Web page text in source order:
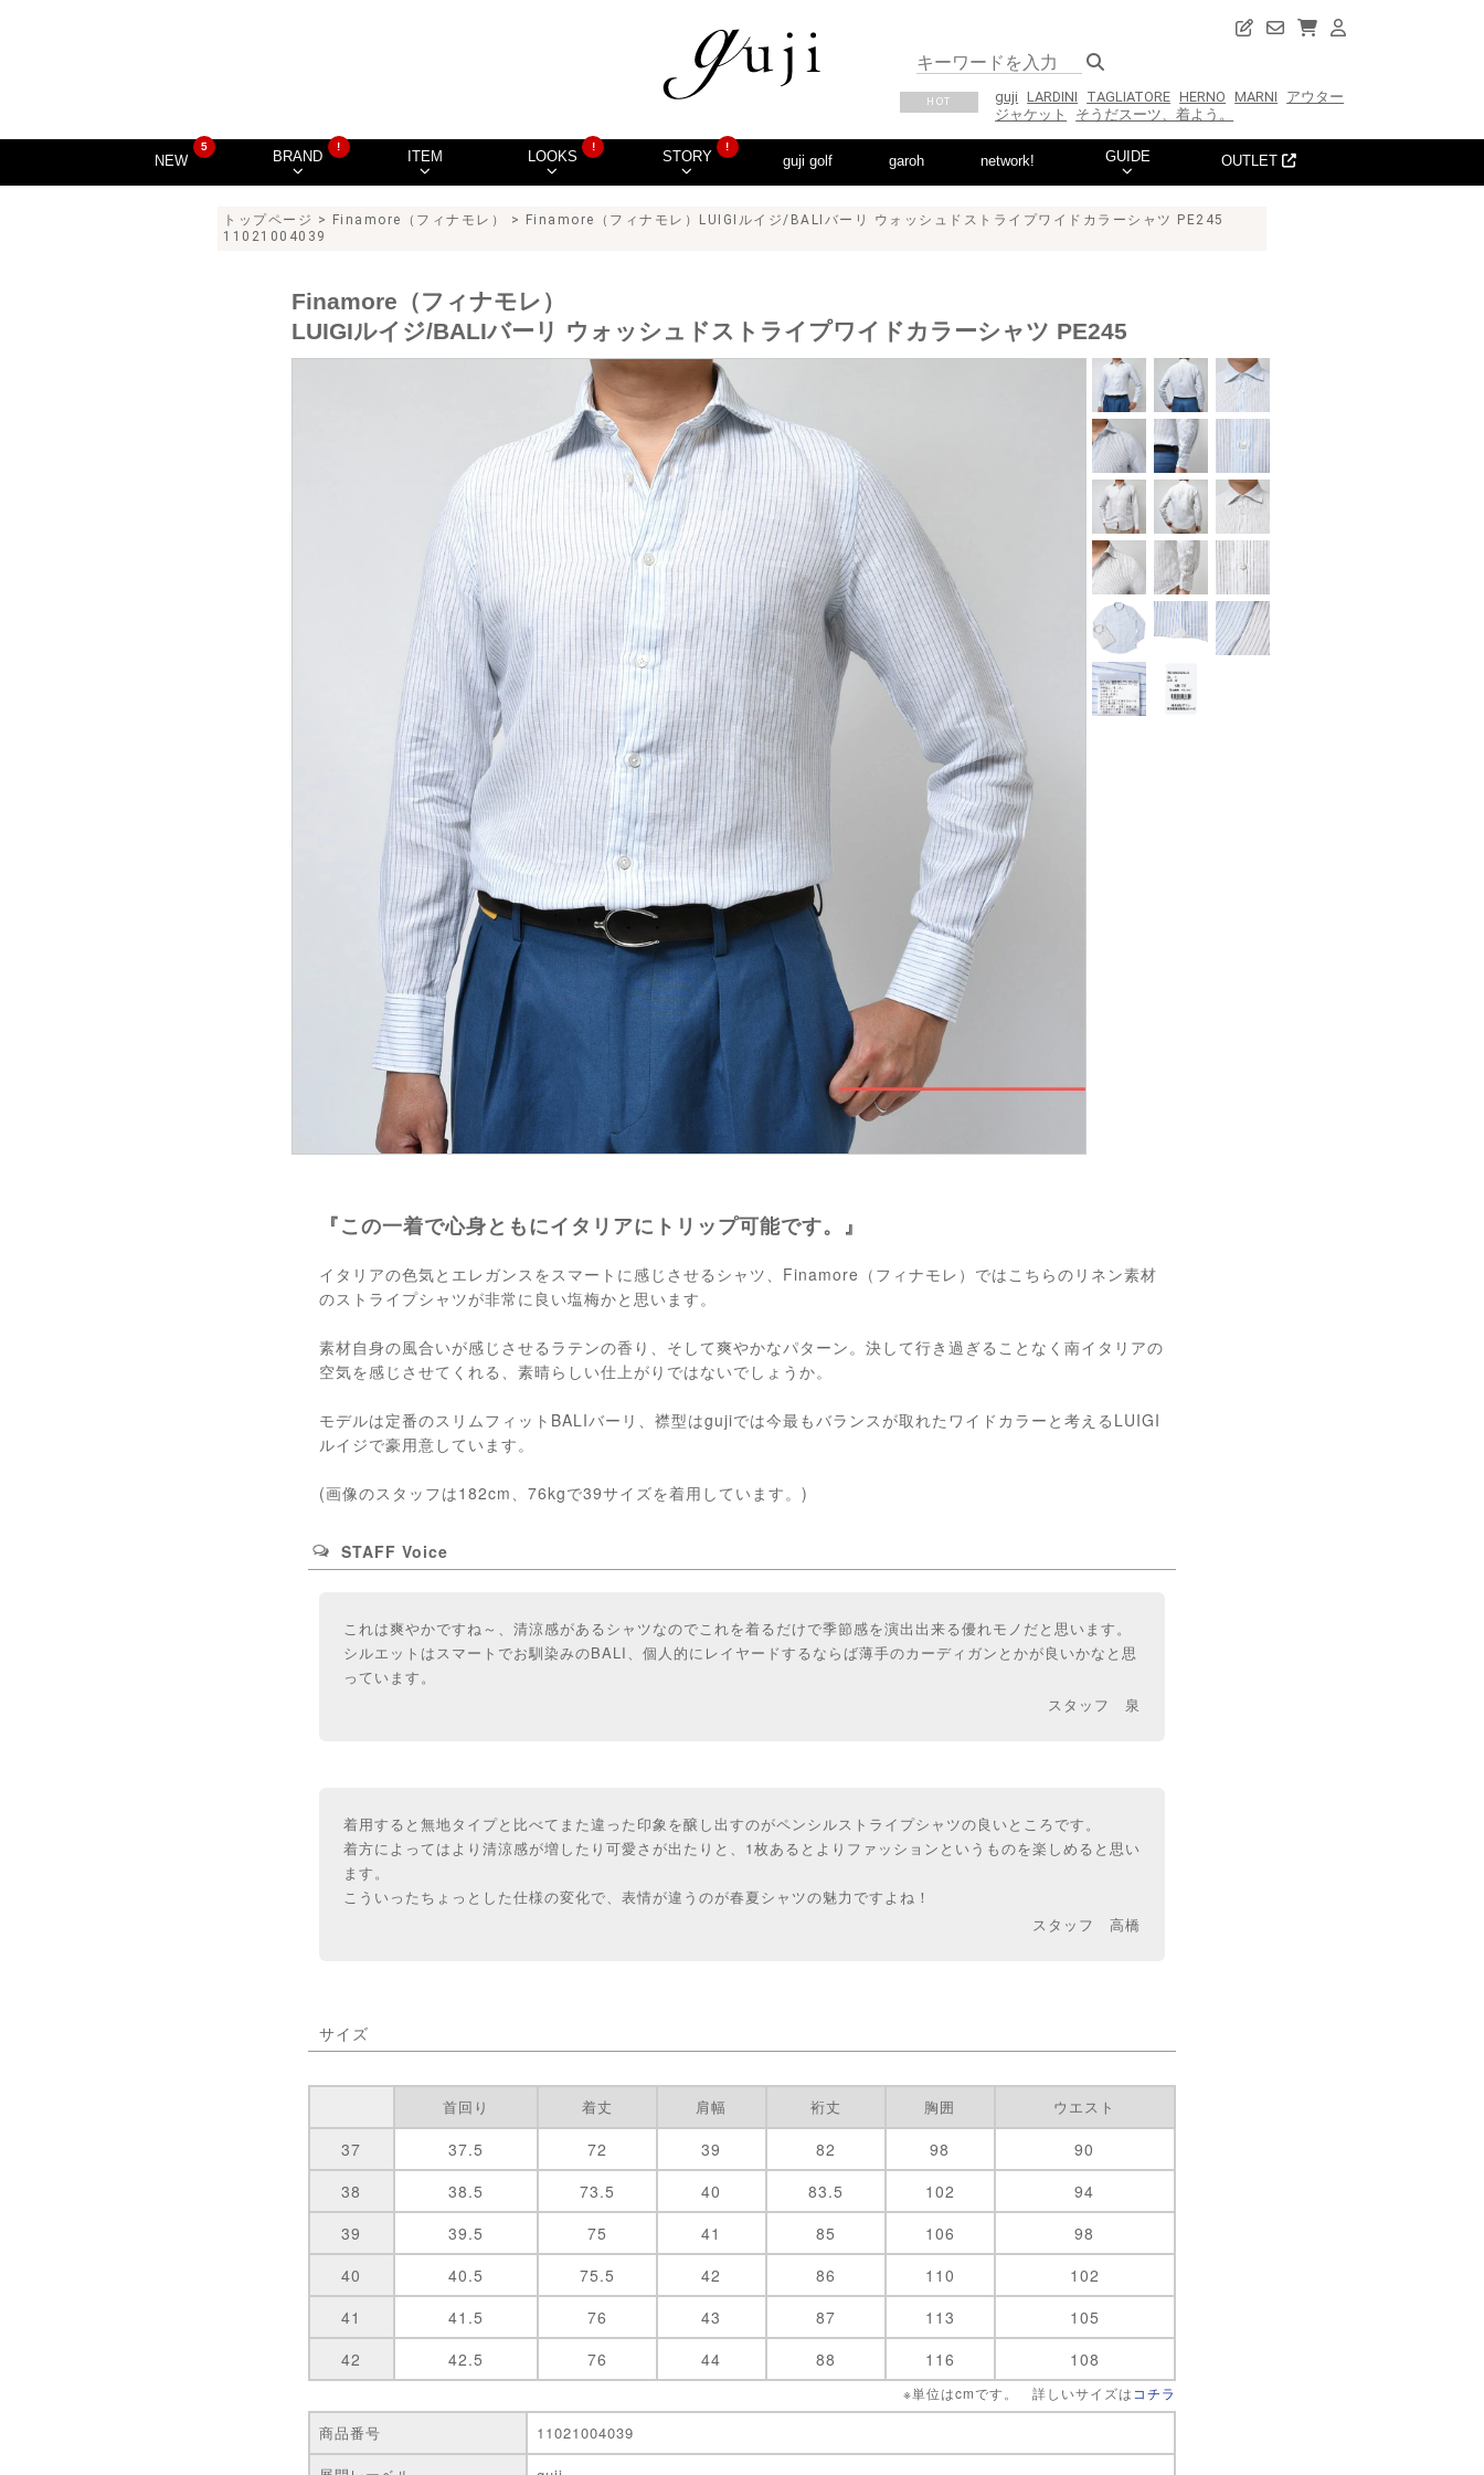
HOT guji LARDINI TAGLIATORE HERNO MARNI
アウター
ジャケット
そうだスーツ、着よう。
NEW
5
BRAND
!
ITEM LOOKS
!
STORY
!
guji golf garoh network! GUIDE OUTLET
トップページ > Finamore（フィナモレ）
> Finamore（フィナモレ）LUIGIルイジ/BALIバーリ ウォッシュドストライプワイドカラーシャツ PE245
11021004039
『この一着で心身ともにイタリアにトリップ可能です。』
イタリアの色気とエレガンスをスマートに感じさせるシャツ、Finamore（フィナモレ）ではこちらのリネン素材
のストライプシャツが非常に良い塩梅かと思います。
素材自身の風合いが感じさせるラテンの香り、そして爽やかなパターン。決して行き過ぎることなく南イタリアの
空気を感じさせてくれる、素晴らしい仕上がりではないでしょうか。
モデルは定番のスリムフィットBALIバーリ、襟型はgujiでは今最もバランスが取れたワイドカラーと考えるLUIGI
ルイジで豪用意しています。
(画像のスタッフは182cm、76kgで39サイズを着用しています。)
STAFF Voice
これは爽やかですね～、清涼感があるシャツなのでこれを着るだけで季節感を演出出来る優れモノだと思います。
シルエットはスマートでお馴染みのBALI、個人的にレイヤードするならば薄手のカーディガンとかが良いかなと思
っています。
スタッフ 泉
着用すると無地タイプと比べてまた違った印象を醸し出すのがペンシルストライプシャツの良いところです。
着方によってはより清涼感が増したり可愛さが出たりと、1枚あるとよりファッションというものを楽しめると思い
ます。
こういったちょっとした仕様の変化で、表情が違うのが春夏シャツの魅力ですよね！
スタッフ 高橋
サイズ
首回り 着丈 肩幅 裄丈 胸囲 ウエスト
37 37.5 72 39 82 98
90
38
38.5 73.5 40 83.5 102
94
39
39.5 75 41 85 106
98
40
40.5 75.5 42 86 110
102
41
41.5 76 43 87 113
105
42
42.5 76 44 88 116 108
※単位はcmです。 詳しいサイズは コチラ
商品番号
11021004039